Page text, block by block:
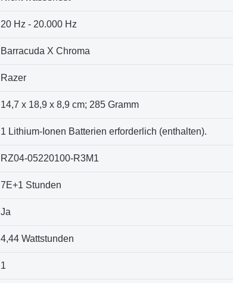
‎20 Hz - 20.000 Hz
‎Barracuda X Chroma
‎Razer
‎14,7 x 18,9 x 8,9 cm; 285 Gramm
‎1 Lithium-Ionen Batterien erforderlich (enthalten).
‎RZ04-05220100-R3M1
‎7E+1 Stunden
‎Ja
‎4,44 Wattstunden
‎1